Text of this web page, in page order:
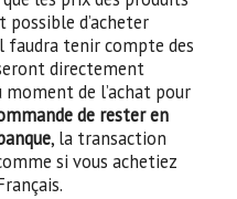
d’acheter
tenir compte des
directement
de l’achat pour
de rester en
, la transaction
si vous achetiez